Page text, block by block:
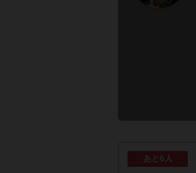
あと 6人